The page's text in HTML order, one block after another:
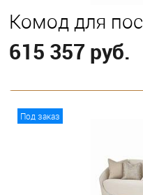
Комод для
615 357 руб.
Под заказ